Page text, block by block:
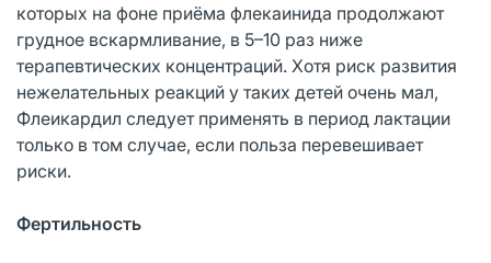
которых на фоне приёма флекаинида продолжают
грудное вскармливание, в 5–10 раз ниже
терапевтических концентраций. Хотя риск развития
нежелательных реакций у таких детей очень мал,
Флеикардил следует применять в период лактации
только в том случае, если польза перевешивает
риски.
Фертильность